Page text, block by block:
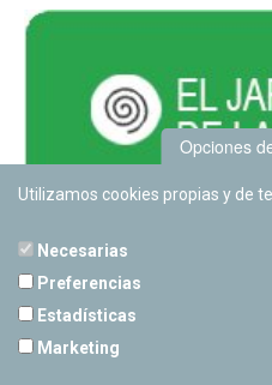
Opciones
Utilizamos cookies propias y de
Necesarias
Preferencias
Estadísticas
Marketing